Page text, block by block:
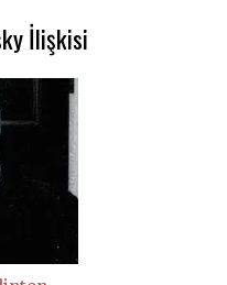
İlişkisi